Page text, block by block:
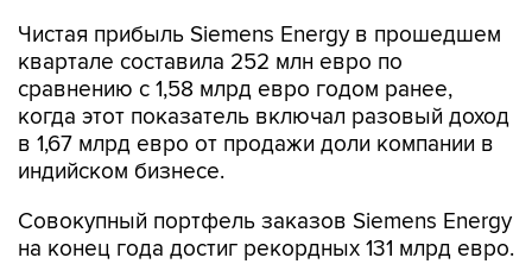
Чистая прибыль Siemens Energy в прошедшем
квартале составила 252 млн евро по
сравнению с 1,58 млрд евро годом ранее,
когда этот показатель включал разовый доход
в 1,67 млрд евро от продажи доли компании в
индийском бизнесе.
Совокупный портфель заказов Siemens Energy
на конец года достиг рекордных 131 млрд евро.